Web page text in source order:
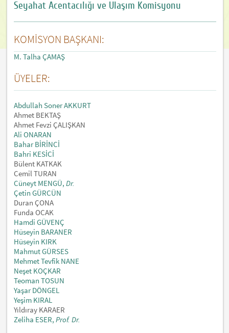
Seyahat Acentacılığı ve Ulaşım Komisyonu
KOMİSYON BAŞKANI:
M. Talha ÇAMAŞ
ÜYELER:
Abdullah Soner AKKURT
Ahmet BEKTAŞ
Ahmet Fevzi ÇALIŞKAN
Ali ONARAN
Bahar BİRİNCİ
Bahri KESİCİ
Bülent KATKAK
Cemil TURAN
Cüneyt MENGÜ,Dr.
Çetin GÜRCÜN
Duran ÇONA
Funda OCAK
Hamdi GÜVENÇ
Hüseyin BARANER
Hüseyin KIRK
Mahmut GÜRSES
Mehmet Tevfik NANE
Neşet KOÇKAR
Teoman TOSUN
Yaşar DÖNGEL
Yeşim KIRAL
Yıldıray KARAER
Zeliha ESER,Prof. Dr.